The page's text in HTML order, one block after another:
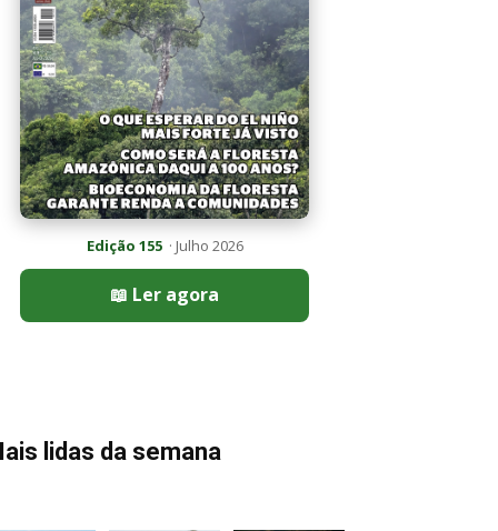
Edição 155· Julho 2026
📖 Ler agora
lidas da semana